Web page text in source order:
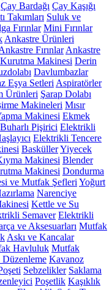
Çay Bardağı Çay Kaşığı
Takımları Suluk ve
Fırınlar Mini Fırınlar
Ankastre Ürünleri
Fırınlar Ankastre
Kurutma Makinesi Derin
Davlumbazlar
Eşya Setleri Aspiratörler
Ürünleri Şarap Dolabı
Makineleri Mısır
Makinesi Ekmek
Buharlı Pişirici Elektrikli
Elektrikli Tencere
BasküllerYiyecek
Makinesi Blender
Makinesi Dondurma
ve Mutfak Şefleri Yoğurt
Narenciye
Kettle ve Su
Semaver Elektrikli
ve Aksesuarları Mutfak
Askı ve Kancalar
Havluluk Mutfak
Düzenleme Kavanoz
Sebzelikler Saklama
Poşetlik Kaşıklık